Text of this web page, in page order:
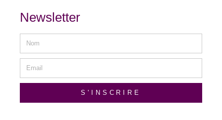
Newsletter
S'INSCRIRE